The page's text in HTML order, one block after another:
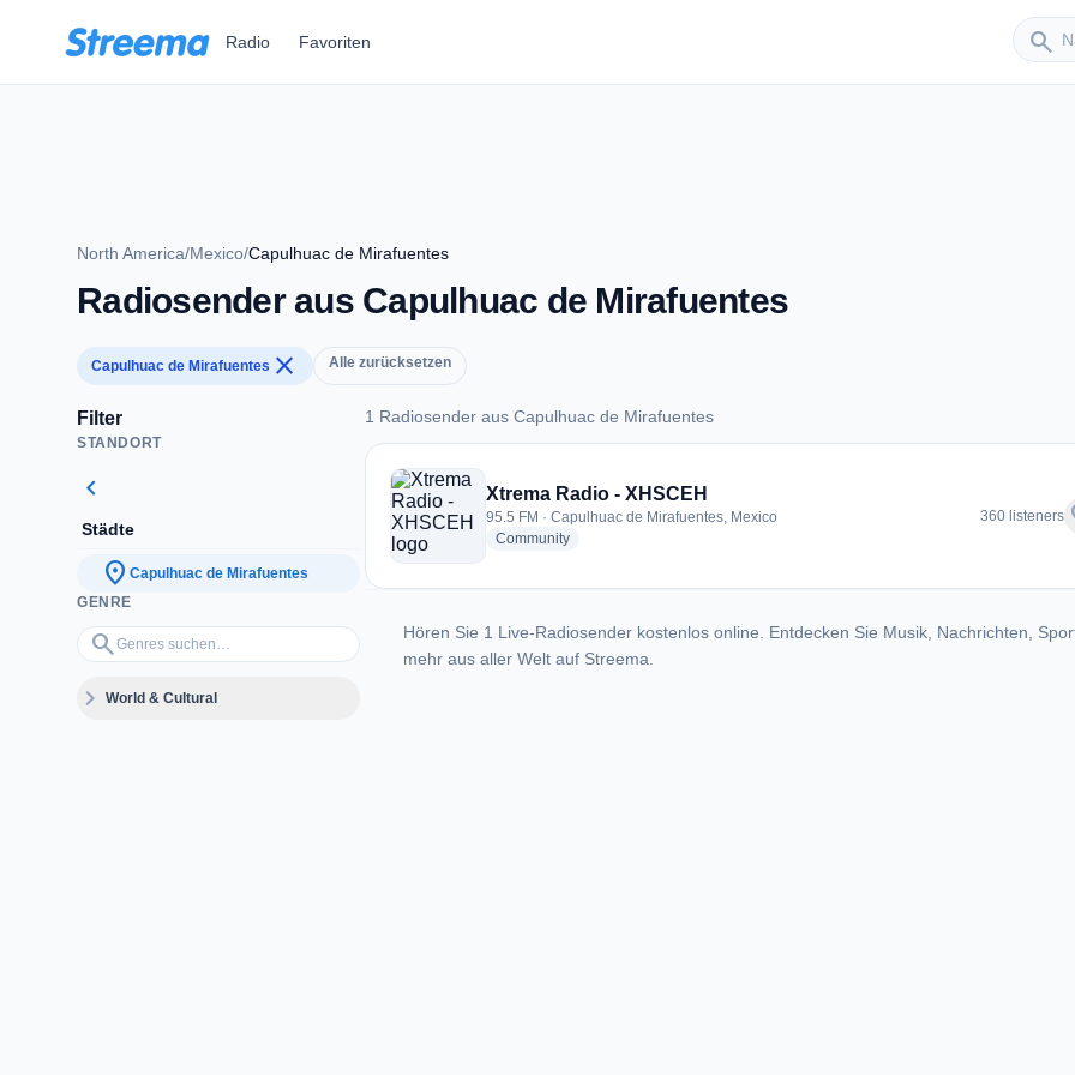
Radio Favoriten search
Sender
North America/Mexico/Capulhuac de Mirafuentes
Radiosender aus Capulhuac de Mirafuentes
Capulhuac de Mirafuentes close Alle zurücksetzen
Filter
STANDORT
chevron_left
Städte
location_on Capulhuac de Mirafuentes
GENRE
search
Genres suchen…
expand_moreWorld & Cultural
1 Radiosender aus Capulhuac de Mirafuentes
1 Radiosender aus Capulhuac de Mirafuentes
Xtrema Radio - XHSCEH
95.5 FM · Capulhuac de Mirafuentes, Mexico
Communityradio stations
360 listeners
Hören Sie 1 Live-Radiosender kostenlos online. Entdecken Sie Musik, Nachrichten,
mehr aus aller Welt auf Streema.